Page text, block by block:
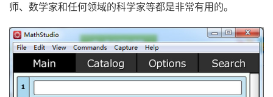
师、数学家和任何领域的科学家等都是非常有用的。